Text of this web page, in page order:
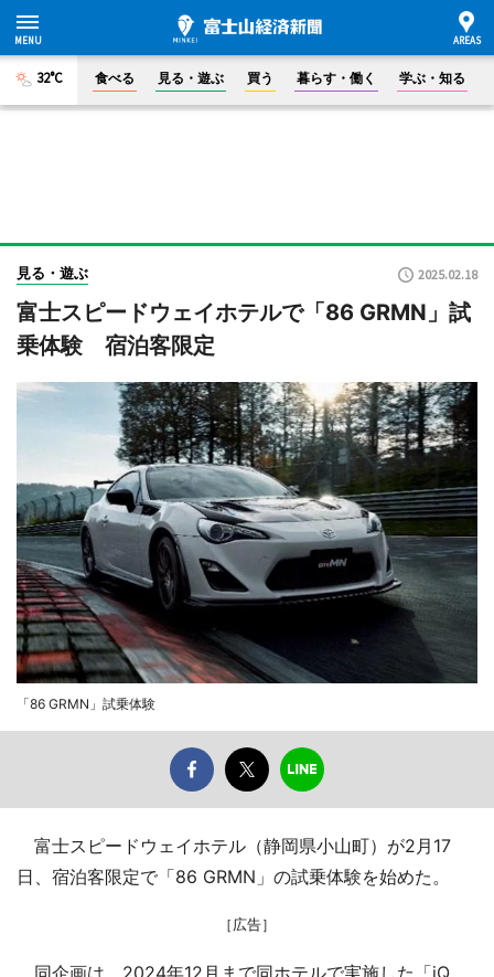
32°C 食べる 見る・遊ぶ 買う 暮らす・働く 学ぶ・知る
見る・遊ぶ 2025.02.18
富士スピードウェイホテルで「86 GRMN」試
乗体験 宿泊客限定
「86 GRMN」試乗体験
富士スピードウェイホテル（静岡県小山町）が2月17
日、宿泊客限定で「86 GRMN」の試乗体験を始めた。
［広告］